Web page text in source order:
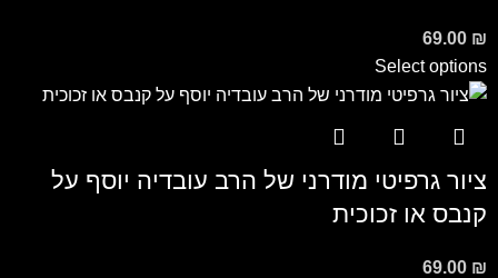
69.00 ₪
Select options
ציור גרפיטי מודרני של הרב עובדיה יוסף על
קנבס או זכוכית
69.00 ₪